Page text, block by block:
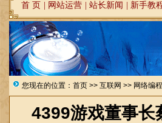
首 页 网站运营 站长新闻 新手教
您现在的位置： 首页 >> 互联网 >> 网络编程
4399游戏董事长